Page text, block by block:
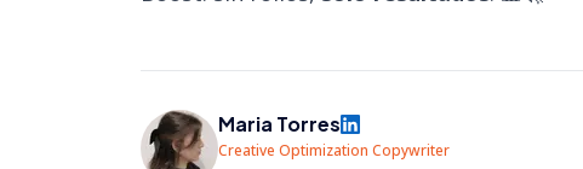
Maria Torres
Creative Optimization Copywriter